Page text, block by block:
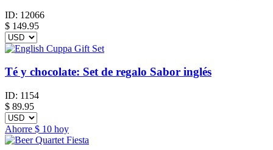
ID: 12066
$ 149.95
Té y chocolate: Set de regalo Sabor inglés
ID: 1154
$ 89.95
Ahorre $ 10 hoy